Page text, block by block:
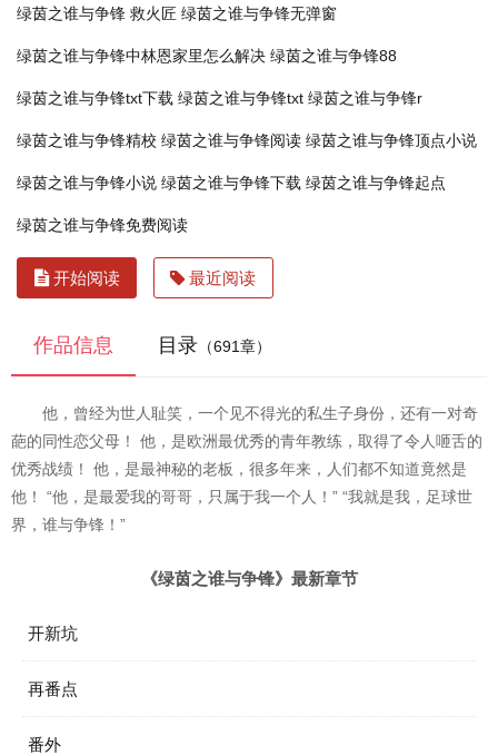
绿茵之谁与争锋 救火匠 绿茵之谁与争锋无弹窗
绿茵之谁与争锋中林恩家里怎么解决 绿茵之谁与争锋88
绿茵之谁与争锋txt下载 绿茵之谁与争锋txt 绿茵之谁与争锋r
绿茵之谁与争锋精校 绿茵之谁与争锋阅读 绿茵之谁与争锋顶点小说
绿茵之谁与争锋小说 绿茵之谁与争锋下载 绿茵之谁与争锋起点
绿茵之谁与争锋免费阅读
开始阅读 最近阅读
作品信息 目录 （691章）
他，曾经为世人耻笑，一个见不得光的私生子身份，还有一对奇
葩的同性恋父母！ 他，是欧洲最优秀的青年教练，取得了令人咂舌的
优秀战绩！ 他，是最神秘的老板，很多年来，人们都不知道竟然是
他！ “他，是最爱我的哥哥，只属于我一个人！” “我就是我，足球世
界，谁与争锋！”
《绿茵之谁与争锋》最新章节
开新坑
再番点
番外